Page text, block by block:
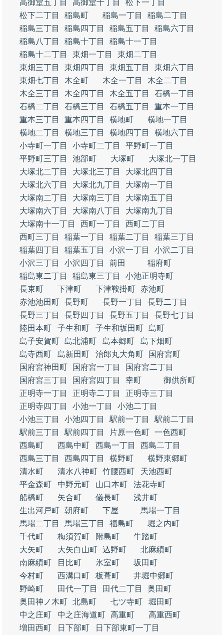
高御堂五丁目 高御堂十丁目
松下一丁目
松下二丁目
稲島町 稲島一丁目
稲島二丁目
稲島三丁目
稲島四丁目 稲島五丁目
稲島六丁目
稲島八丁目
稲島十丁目
稲島十一丁目
稲島十二丁目
東畑一丁目
東畑二丁目
東畑三丁目
東畑四丁目 東畑五丁目
東畑六丁目
東畑七丁目
木全町 木全一丁目
木全二丁目
木全三丁目
木全四丁目 木全五丁目
石橋一丁目
石橋二丁目
石橋三丁目 石橋五丁目
重本一丁目
重本三丁目
重本四丁目 横地町
横地一丁目
横地二丁目
横地三丁目 横地四丁目
横地六丁目
小寺町一丁目
小寺町二丁目
平野町一丁目
平野町三丁目
池部町 大塚町
大塚北一丁目
大塚北二丁目
大塚北三丁目
大塚北四丁目
大塚北六丁目
大塚北九丁目
大塚南一丁目
大塚南二丁目
大塚南三丁目
大塚南五丁目
大塚南六丁目
大塚南八丁目
大塚南九丁目
大塚南十一丁目
西町一丁目
西町二丁目
西町三丁目
稲葉一丁目 稲葉二丁目
稲葉三丁目
稲葉四丁目
稲葉五丁目 小沢一丁目
小沢二丁目
小沢三丁目
小沢四丁目 前田
稲府町
稲島東二丁目
稲島東三丁目
小池正明寺町
長束町
下津町 下津鞍掛町 赤池町
赤池池田町 長野町 長野一丁目
長野二丁目
長野三丁目
長野四丁目 長野五丁目
長野七丁目
陸田本町
子生和町 子生和坂田町 島町
島子安賀町 島北浦町 島本郷町
島下畑町
島寺西町
島新田町 治郎丸大角町
国府宮町
国府宮神田町
国府宮一丁目
国府宮二丁目
国府宮三丁目
国府宮四丁目 幸町
御供所町
正明寺一丁目
正明寺二丁目
正明寺三丁目
正明寺四丁目
小池一丁目
小池二丁目
小池三丁目
小池四丁目 駅前一丁目
駅前二丁目
駅前三丁目
駅前四丁目 片原一色町 一色西町
西島町
西島中町 西島一丁目
西島二丁目
西島三丁目
西島四丁目 横野町
横野東郷町
清水町
清水八神町 竹腰西町
天池西町
平金森町
中野元町 山口本町
法花寺町
船橋町
矢合町 儀長町
浅井町
生出河戸町 朝府町 下屋
馬場一丁目
馬場二丁目
馬場三丁目 福島町
堀之内町
千代町
梅須賀町 附島町
牛踏町
大矢町
大矢白山町 込野町
北麻績町
南麻績町
目比町 氷室町
坂田町
今村町
西溝口町 板葺町
井堀中郷町
野崎町
田代一丁目 田代二丁目
奥田町
奥田神ノ木町 北島町 七ツ寺町
堀田町
中之庄町
中之庄海道町 高重町
高重西町
増田西町
日下部町
日下部東町一丁目